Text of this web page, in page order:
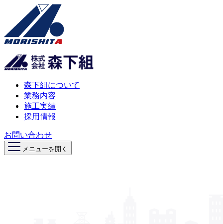
森下組について
業務内容
施工実績
採用情報
お問い合わせ
メニューを開く